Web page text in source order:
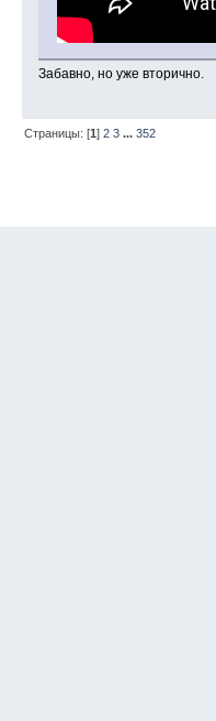
Забавно, но уже вторично.
Страницы: [1]2 3 ...352